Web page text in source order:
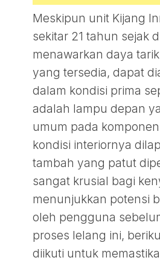
Meskipun unit Kijang
sekitar 21 tahun sejak
menawarkan daya
yang tersedia, dapat
dalam kondisi prima
adalah lampu depan
umum pada
kondisi interiornya
tambah yang patut
sangat krusial bagi
menunjukkan potensi
oleh pengguna
proses lelang ini,
diikuti untuk